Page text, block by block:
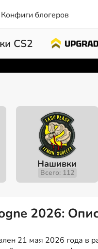
Конфиги блогеров
CS2
Нашивки
Всего: 112
2026:
21 мая 2026 года в